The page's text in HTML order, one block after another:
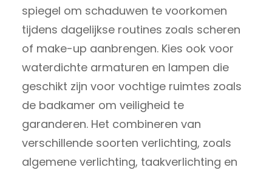
spiegel om schaduwen te voorkomen
tijdens dagelijkse routines zoals scheren
of make-up aanbrengen. Kies ook voor
waterdichte armaturen en lampen die
geschikt zijn voor vochtige ruimtes zoals
de badkamer om veiligheid te
garanderen. Het combineren van
verschillende soorten verlichting, zoals
algemene verlichting, taakverlichting en